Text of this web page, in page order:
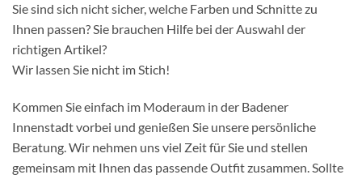
Sie sind sich nicht sicher, welche Farben und Schnitte zu
Ihnen passen? Sie brauchen Hilfe bei der Auswahl der
richtigen Artikel?
Wir lassen Sie nicht im Stich!
Kommen Sie einfach im Moderaum in der Badener
Innenstadt vorbei und genießen Sie unsere persönliche
Beratung. Wir nehmen uns viel Zeit für Sie und stellen
gemeinsam mit Ihnen das passende Outfit zusammen. Sollte